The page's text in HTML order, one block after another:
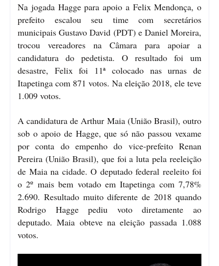
Na jogada Hagge para apoio a Felix Mendonça, o
prefeito escalou seu time com secretários
municipais Gustavo David (PDT) e Daniel Moreira,
trocou vereadores na Câmara para apoiar a
candidatura do pedetista. O resultado foi um
desastre, Felix foi 11ª colocado nas urnas de
Itapetinga com 871 votos. Na eleição 2018, ele teve
1.009 votos.
A candidatura de Arthur Maia (União Brasil), outro
sob o apoio de Hagge, que só não passou vexame
por conta do empenho do vice-prefeito Renan
Pereira (União Brasil), que foi a luta pela reeleição
de Maia na cidade. O deputado federal reeleito foi
o 2º mais bem votado em Itapetinga com 7,78%
2.690. Resultado muito diferente de 2018 quando
Rodrigo Hagge pediu voto diretamente ao
deputado. Maia obteve na eleição passada 1.088
votos.